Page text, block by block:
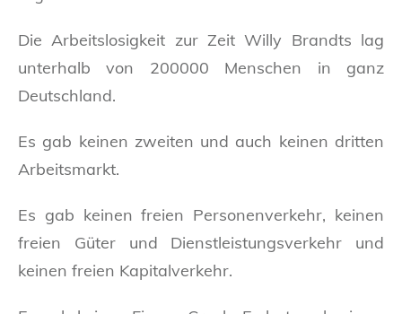
Die Arbeitslosigkeit zur Zeit Willy Brandts lag
unterhalb von 200000 Menschen in ganz
Deutschland.
Es gab keinen zweiten und auch keinen dritten
Arbeitsmarkt.
Es gab keinen freien Personenverkehr, keinen
freien Güter und Dienstleistungsverkehr und
keinen freien Kapitalverkehr.